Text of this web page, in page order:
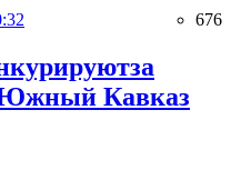
676
Кавказ